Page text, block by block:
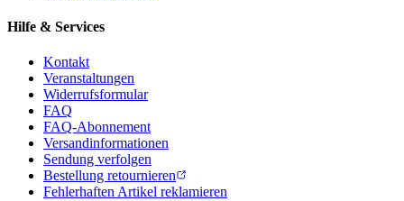
Hilfe & Services
Kontakt
Veranstaltungen
Widerrufsformular
FAQ
FAQ-Abonnement
Versandinformationen
Sendung verfolgen
Bestellung retournieren
Fehlerhaften Artikel reklamieren